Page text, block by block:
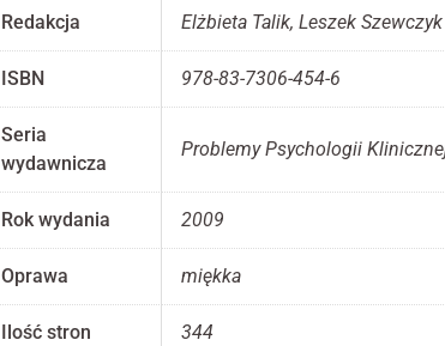
Redakcja Elżbieta Talik, Leszek Szewczyk
ISBN 978-83-7306-454-6
Seria
wydawnicza
Problemy Psychologii
Rok wydania 2009
Oprawa miękka
Ilość stron 344
Konieczne
nie są
opcjonalne. Są
funkcjonowania
strony